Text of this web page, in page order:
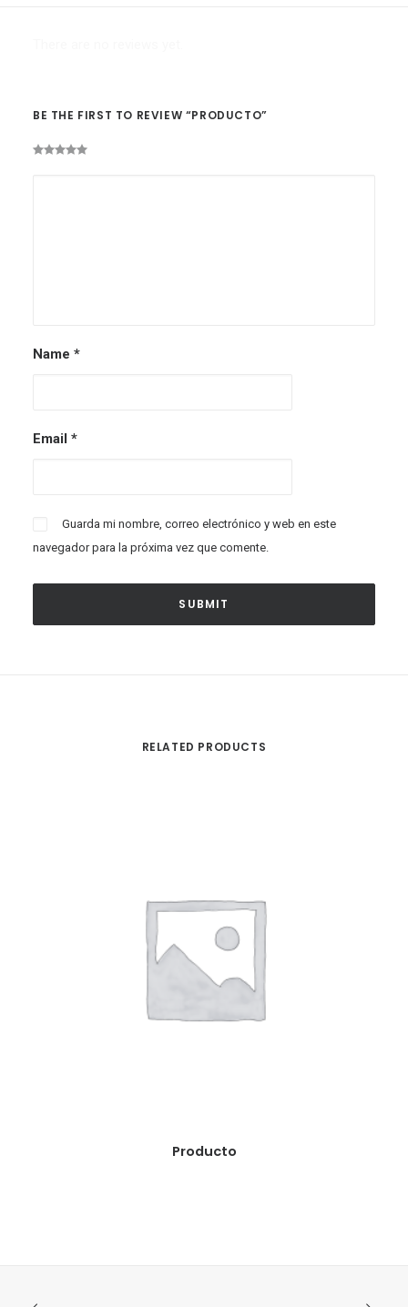
BE THE FIRST TO REVIEW “PRODUCTO”
Name *
Email *
Guarda mi nombre, correo electrónico y web en este
navegador para la próxima vez que comente.
RELATED PRODUCTS
READ MORE
Producto